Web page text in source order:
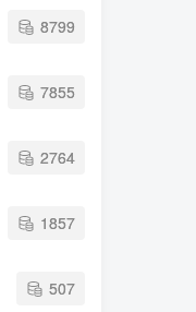
8799
7855
2764
1857
507